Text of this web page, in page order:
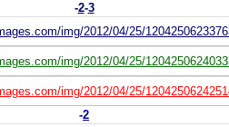
-2-3
-2